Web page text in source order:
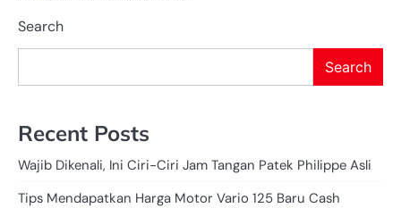
Search
Search
Recent Posts
Wajib Dikenali, Ini Ciri-Ciri Jam Tangan Patek Philippe Asli
Tips Mendapatkan Harga Motor Vario 125 Baru Cash